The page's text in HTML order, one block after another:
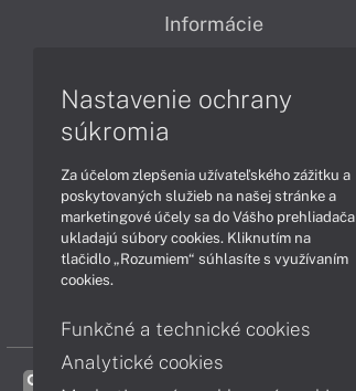
Informácie
Reklamačné podmienky
Ochrana osobných údajov
Vrátenie tovaru
Vyhlásenie o prístupnosti
Cookies
Nastavenie ochrany
súkromia
Za účelom zlepšenia užívateľského zážitku a
poskytovaných služieb na našej stránke a
marketingové účely sa do Vášho prehliadača
ukladajú súbory cookies. Kliknutím na
tlačidlo „Rozumiem“ súhlasíte s využívaním
cookies.
Funkčné a technické cookies
Analytické cookies